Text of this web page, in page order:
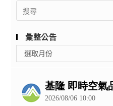
Search
for:
彙整公告
整
選取月份